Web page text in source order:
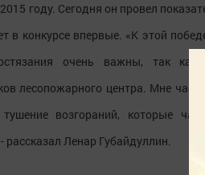
году. Сегодня он провел
в конкурсе впервые. «К этой
очень важны, так как
лесопожарного центра. Мне
возгораний, которые
рассказал Ленар Губайдуллин.